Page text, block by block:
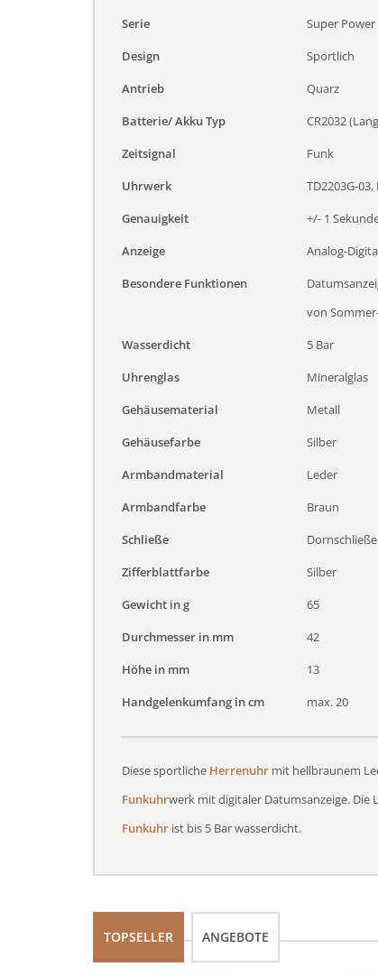
Serie
Super Power
Design
Sportlich
Antrieb
Quarz
Batterie/ Akku Typ
CR2032
Zeitsignal
Funk
Uhrwerk
TD2203G-
Genauigkeit
+/- 1
Anzeige
Analog-
Besondere Funktionen
von
Wasserdicht
5 Bar
Uhrenglas
Mineralglas
Gehäusematerial
Metall
Gehäusefarbe
Silber
Armbandmaterial
Leder
Armbandfarbe
Braun
Schließe
Dornschließe
Zifferblattfarbe
Silber
Gewicht in g
65
Durchmesser in mm
42
Höhe in mm
13
Handgelenkumfang in cm
max. 20
Diese sportliche Herrenuhr mit hellbraunem
Funkuhrwerk mit digitaler Datumsanzeige. Die
Funkuhr ist bis 5 Bar wasserdicht.
TOPSELLER ANGEBOTE